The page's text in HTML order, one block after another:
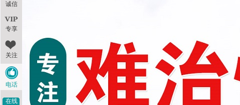
诚信
专享
关注
电话
在线